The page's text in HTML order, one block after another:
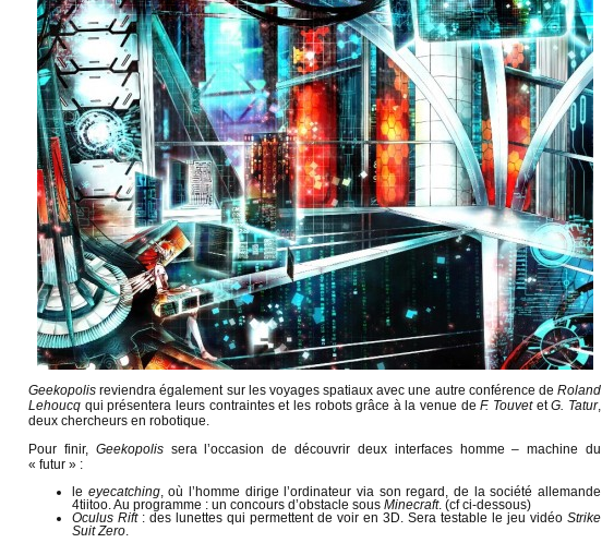
Geekopolis reviendra également sur les voyages spatiaux avec une autre conférence de Roland
Lehoucq qui présentera leurs contraintes et les robots grâce à la venue deF. TouvetetG. Tatur,
deux chercheurs en robotique.
Pour finir, Geekopolissera l’occasion de découvrir deux interfaces homme – machine du
« futur » :
le eyecatching, où l’homme dirige l’ordinateur via son regard, de la société allemande
4tiitoo. Au programme : un concours d’obstacle sous Minecraft. (cf ci-dessous)
Oculus Rift: des lunettes qui permettent de voir en 3D. Sera testable le jeu vidéo Strike
Suit Zero.